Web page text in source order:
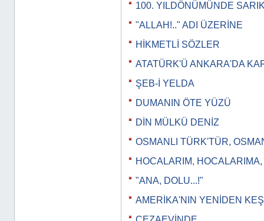
100. YILDÖNÜMÜNDE
"ALLAH!.." ADI ÜZERİNE
HİKMETLİ SÖZLER
ATATÜRK'Ü ANKARA'DA
ŞEB-İ YELDA
DUMANIN ÖTE YÜZÜ
DİN MÜLKÜ DENİZ
OSMANLI TÜRK'TÜR,
HOCALARIM,
"ANA, DOLU...!"
AMERİKA'NIN YENİDEN